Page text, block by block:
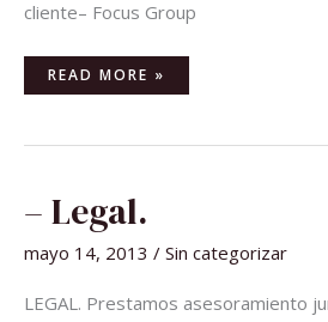
cliente– Focus Group
READ MORE »
– Legal.
mayo 14, 2013 / Sin categorizar
LEGAL. Prestamos asesoramiento
–
LEGAL.